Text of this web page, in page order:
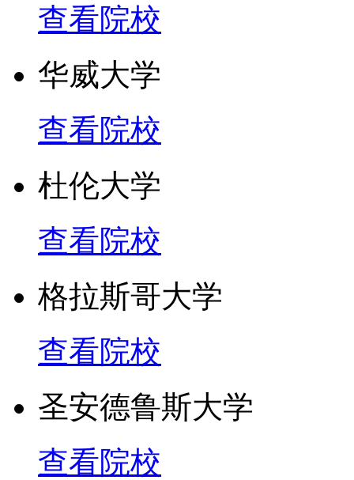
查看院校
华威大学
查看院校
杜伦大学
查看院校
格拉斯哥大学
查看院校
圣安德鲁斯大学
查看院校